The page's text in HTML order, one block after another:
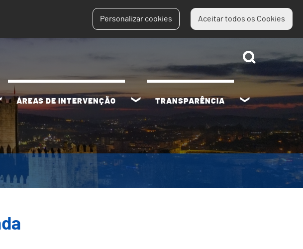
Personalizar cookies Aceitar todos os Cookies
ÁREAS DE INTERVENÇÃO TRANSPARÊNCIA